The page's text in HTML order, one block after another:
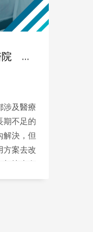
【Recruit 專欄】發展智慧醫院 香港16年前已起步
涉及醫療
期不足的
解決，但
方案去改